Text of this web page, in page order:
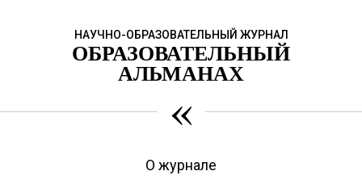
НАУЧНО-ОБРАЗОВАТЕЛЬНЫЙ ЖУРНАЛ
ОБРАЗОВАТЕЛЬНЫЙ
АЛЬМАНАХ
«
О журнале